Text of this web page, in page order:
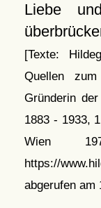
Liebe
[Texte:
Quellen
Gründerin
1883 - 1933,
Wien
https://
abgerufen am